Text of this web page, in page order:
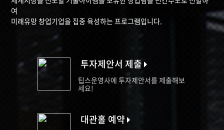
여
미래유망 창업기업을 집중 육성하는 프로그램입니다.
투자제안서 제출
팁스운영사에 투자제안서를 제출해보
세요!
대관홀 예약